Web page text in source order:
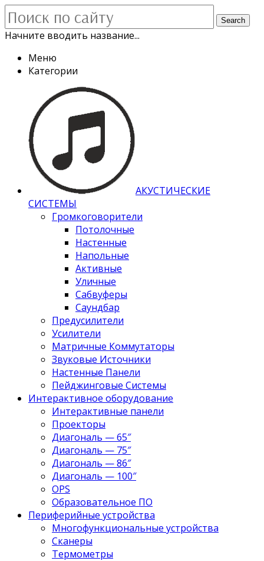
Search
Начните вводить название...
Меню
Категории
АКУСТИЧЕСКИЕ
СИСТЕМЫ
Громкоговорители
Потолочные
Настенные
Напольные
Активные
Уличные
Сабвуферы
Саундбар
Предусилители
Усилители
Матричные Коммутаторы
Звуковые Источники
Настенные Панели
Пейджинговые Системы
Интерактивное оборудование
Интерактивные панели
Проекторы
Диагональ — 65″
Диагональ — 75″
Диагональ — 86″
Диагональ — 100″
OPS
Образовательное ПО
Периферийные устройства
Многофункциональные устройства
Сканеры
Термометры